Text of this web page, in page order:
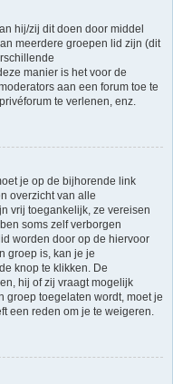
hij/zij dit doen door middel
meerdere groepen lid zijn (dit
manier is het voor de
aan een forum toe te
te verlenen, enz.
je op de bijhorende link
overzicht van alle
vrij toegankelijk, ze vereisen
soms zelf verborgen
worden door op de hiervoor
groep is, kan je je
knop te klikken. De
hij of zij vraagt mogelijk
groep toegelaten wordt, moet je
een reden om je te weigeren.